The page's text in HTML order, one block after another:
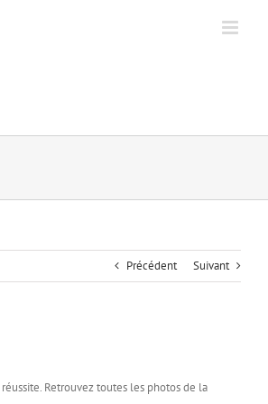
Précédent Suivant
Retrouvez toutes les photos de la